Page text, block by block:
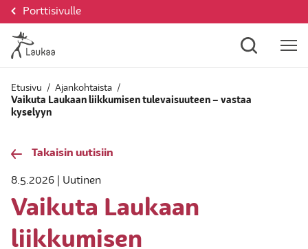
Porttisivulle
Etusivu / Ajankohtaista /
Vaikuta Laukaan liikkumisen tulevaisuuteen – vastaa
kyselyyn
Takaisin uutisiin
8.5.2026 | Uutinen
Vaikuta Laukaan
liikkumisen